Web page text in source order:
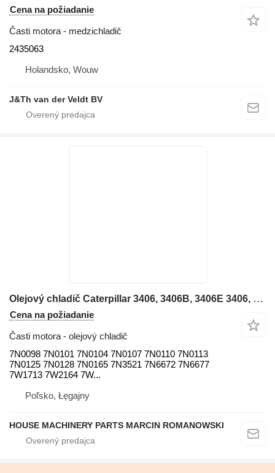
Cena na požiadanie
Časti motora - medzichladič
2435063
Holandsko, Wouw
J&Th van der Veldt BV
Olejový chladič Caterpillar 3406, 3406B, 3406E 3406, 3408, 776, 777, 824C 143H, 14H NA, 160H 7N0098 na rýpadla-nakladača
Cena na požiadanie
Časti motora - olejový chladič
7N0098 7N0101 7N0104 7N0107 7N0110 7N0113
7N0125 7N0128 7N0165 7N3521 7N6672 7N6677
7W1713 7W2164 7W...
Poľsko, Łęgajny
HOUSE MACHINERY PARTS MARCIN ROMANOWSKI